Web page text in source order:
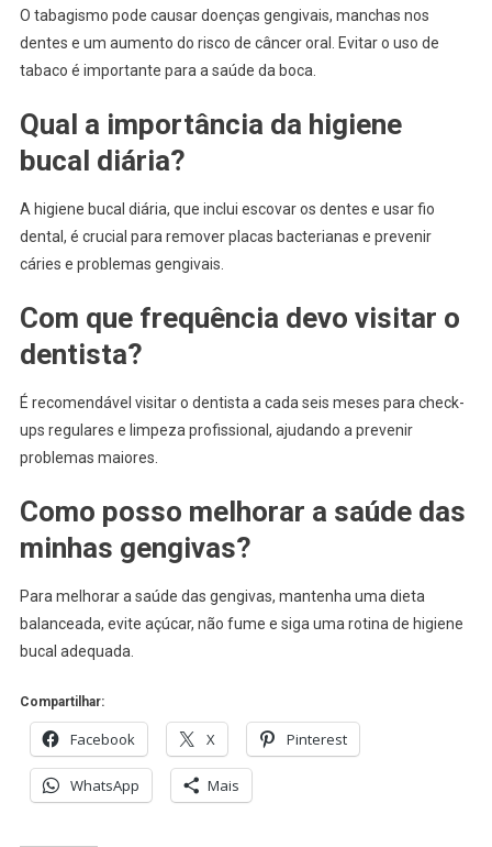
O tabagismo pode causar doenças gengivais, manchas nos
dentes e um aumento do risco de câncer oral. Evitar o uso de
tabaco é importante para a saúde da boca.
Qual a importância da higiene
bucal diária?
A higiene bucal diária, que inclui escovar os dentes e usar fio
dental, é crucial para remover placas bacterianas e prevenir
cáries e problemas gengivais.
Com que frequência devo visitar o
dentista?
É recomendável visitar o dentista a cada seis meses para check-
ups regulares e limpeza profissional, ajudando a prevenir
problemas maiores.
Como posso melhorar a saúde das
minhas gengivas?
Para melhorar a saúde das gengivas, mantenha uma dieta
balanceada, evite açúcar, não fume e siga uma rotina de higiene
bucal adequada.
Compartilhar:
Facebook X Pinterest
WhatsApp Mais